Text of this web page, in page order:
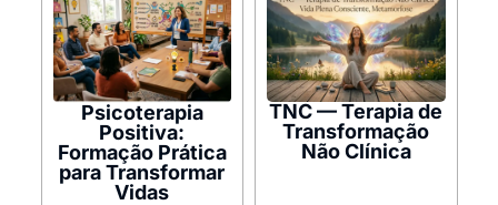
Psicoterapia
Positiva:
Formação Prática
para Transformar
Vidas
TNC — Terapia de
Transformação
Não Clínica